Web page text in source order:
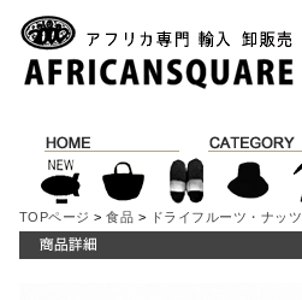
TOPページ >食品 > ドライフルーツ・ナッツ